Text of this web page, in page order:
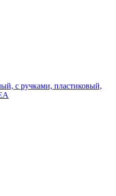
с ручками, пластиковый,